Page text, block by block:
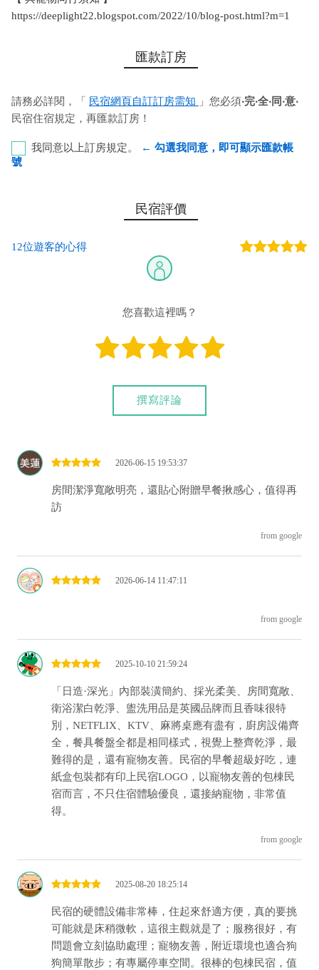
https://deeplight22.blogspot.com/2022/10/blog-post.html?m=1
匯款訂房
請務必詳閱，「 民宿網頁自訂訂房需知 」您必須‧完‧全‧同‧意‧
民宿住宿規定，再匯款訂房！
我同意以上訂房規定。
← 勾選我同意，即可顯示匯款帳
號
第一銀行-恆春分行 代號﹕007 帳號﹕753-68-050831 戶
您也可以利用這幾個常用的網路ATM匯款： [ 郵局ATM ]、 [彰銀
民宿評價
12位遊客的心得
您喜歡這裡嗎？
撰寫評論
2026-06-15 19:53:37
房間潔淨寬敞明亮，還貼心附贈早餐揪感心，值得再
訪
from google
2026-06-14 11:47:11
from google
2025-10-10 21:59:24
「日造·深光」內部裝潢簡約、採光柔美、房間寬敞、
衛浴潔白乾淨、盥洗用品是英國品牌而且香味很特
別，NETFLIX、KTV、麻將桌應有盡有，廚房設備齊
全，餐具餐盤全都是相同樣式，視覺上整齊乾淨，最
難得的是，還有寵物友善。民宿的早餐超級好吃，連
紙盒包裝都有印上民宿LOGO，以寵物友善的包棟民
宿而言，不只住宿體驗優良，還接納寵物，非常值
得。
from google
2025-08-20 18:25:14
民宿的硬體設備非常棒，住起來舒適方便，真的要挑
可能就是床稍微軟，這很主觀就是了；服務很好，有
問題會立刻協助處理；寵物友善，附近環境也適合狗
狗簡單散步；有專屬停車空間。很棒的包棟民宿，值